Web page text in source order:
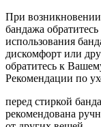
При
бандажа
использования
дискомфорт или
обратитесь к
Рекомендации по
перед стиркой
рекомендована